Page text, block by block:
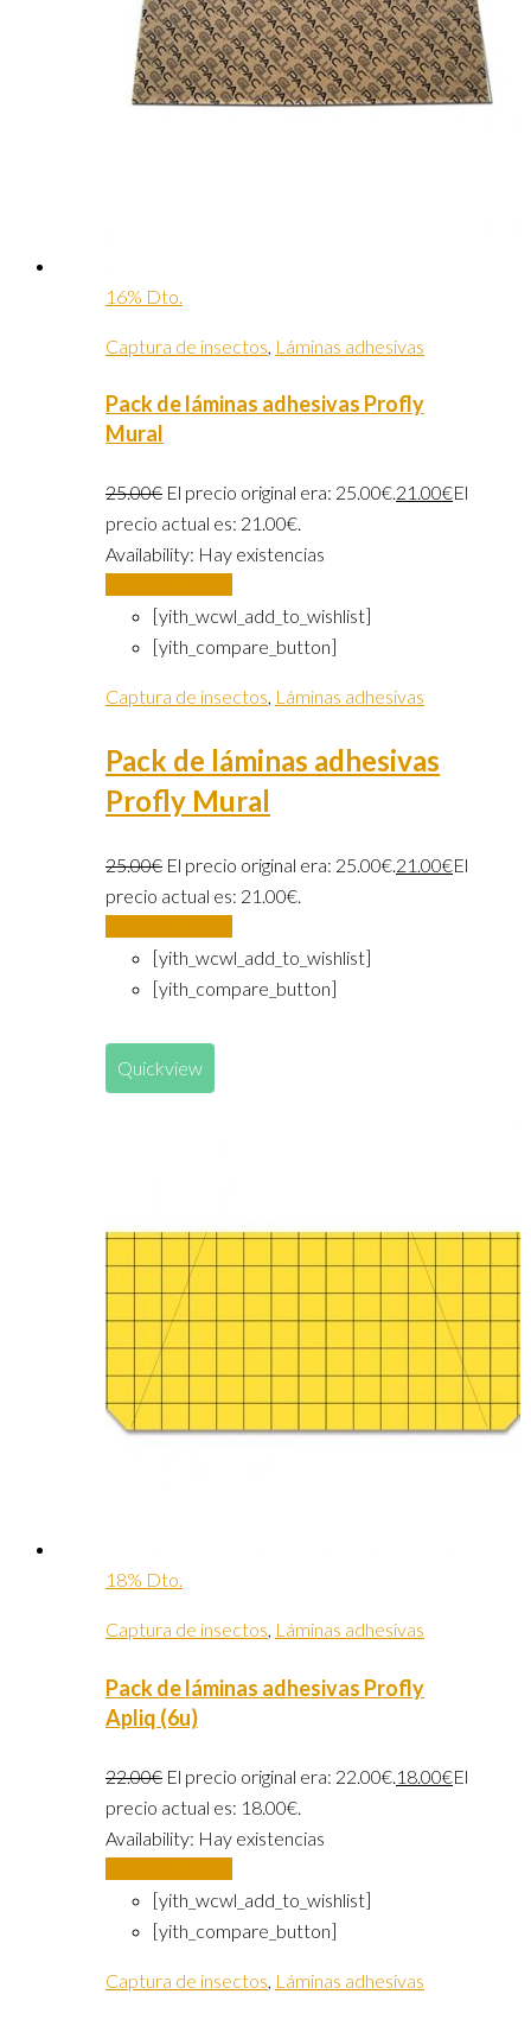
16% Dto.
Captura de insectos Láminas adhesivas
Pack de láminas adhesivas Profly
Mural
25.00€ El precio original era: 25.00€.21.00€El
precio actual es: 21.00€.
Availability: Hay existencias
[yith_wcwl_add_to_wishlist]
[yith_compare_button]
Captura de insectos, Láminas adhesivas
Pack de láminas adhesivas
Profly Mural
25.00€ El precio original era: 25.00€.21.00€El
precio actual es: 21.00€.
[yith_wcwl_add_to_wishlist]
[yith_compare_button]
Quickview
18% Dto.
Captura de insectos, Láminas adhesivas
Pack de láminas adhesivas Profly
Apliq (6u)
22.00€ El precio original era: 22.00€.18.00€El
precio actual es: 18.00€.
Availability: Hay existencias
[yith_wcwl_add_to_wishlist]
[yith_compare_button]
Captura de insectos, Láminas adhesivas